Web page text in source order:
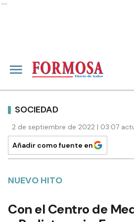
Ads
SOCIEDAD
2 de septiembre de 2022 | 03:07
Añadir como fuente en
NUEVO HITO
Con el Centro de